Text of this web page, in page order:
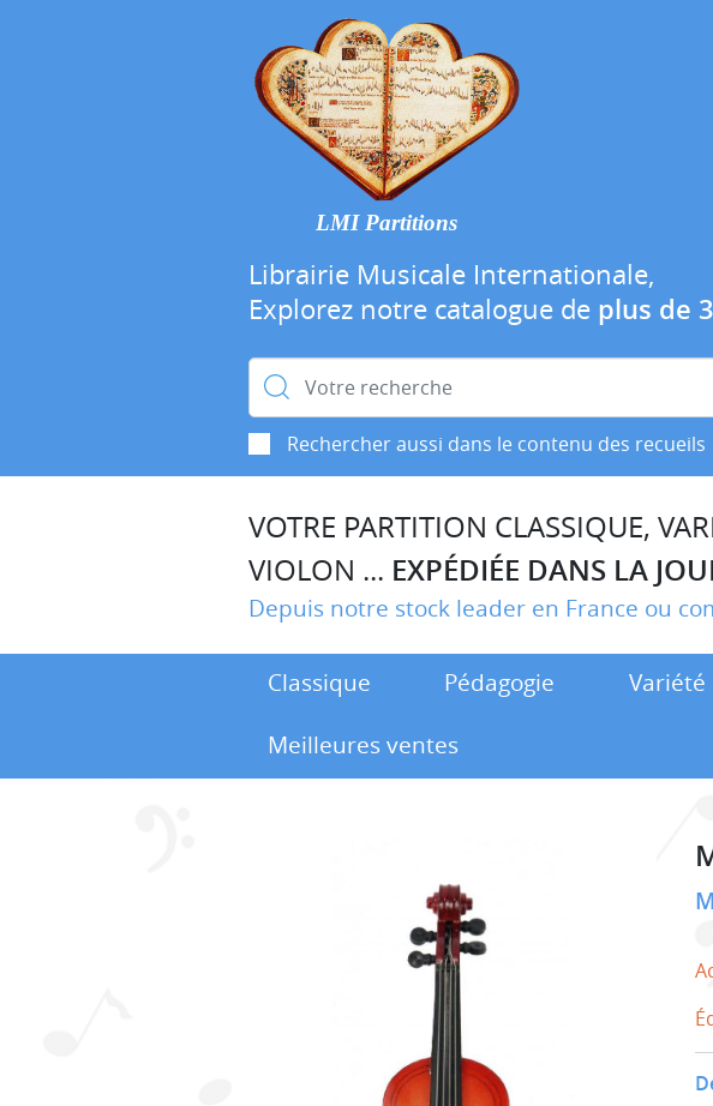
LMI Partitions
Librairie Musicale Internationale,
Explorez notre catalogue de plus de
Rechercher :
Rechercher aussi dans le contenu des recueils
VOTRE PARTITION CLASSIQUE,
VIOLON ... EXPÉDIÉE DANS LA
Depuis notre stock leader en France ou
Classique Pédagogie Variété
Meilleures ventes